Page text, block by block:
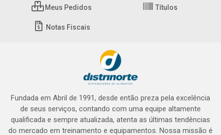
Meus Pedidos Títulos
Notas Fiscais
Fundada em Abril de 1991, desde então preza pela excelência
de seus serviços, contando com uma equipe altamente
qualificada e sempre atualizada, atenta as últimas tendências
do mercado em treinamento e equipamentos. Nossa missão é